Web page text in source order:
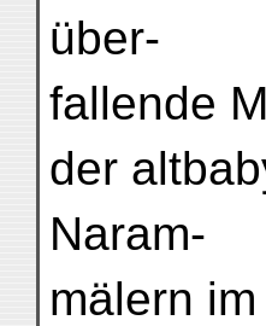
über-
fallende
der
Naram-
mälern